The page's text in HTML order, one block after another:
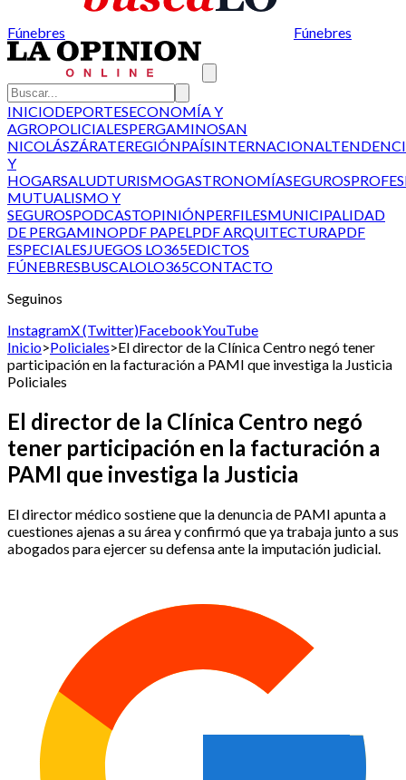
Fúnebres Fúnebres
INICIODEPORTESECONOMÍA Y
AGROPOLICIALESPERGAMINOSAN
NICOLÁSZÁRATEREGIÓNPAÍSINTERNACIONAL
Y
HOGARSALUDTURISMOGASTRONOMÍASEGUROS
MUTUALISMO Y
SEGUROSPODCASTOPINIÓNPERFILESMUNICIPALIDAD
DE PERGAMINOPDF PAPELPDF ARQUITECTURAPDF
ESPECIALESJUEGOS LO365EDICTOS
FÚNEBRESBUSCALOLO365CONTACTO
Seguinos
InstagramX (Twitter)FacebookYouTube
Inicio>Policiales>El director de la Clínica Centro negó tener
participación en la facturación a PAMI que investiga la Justicia
Policiales
El director de la Clínica Centro negó
tener participación en la facturación a
PAMI que investiga la Justicia
El director médico sostiene que la denuncia de PAMI apunta a
cuestiones ajenas a su área y confirmó que ya trabaja junto a sus
abogados para ejercer su defensa ante la imputación judicial.